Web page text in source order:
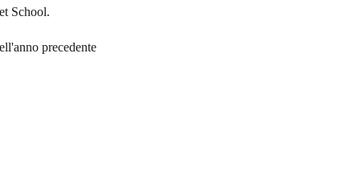
School.
precedente